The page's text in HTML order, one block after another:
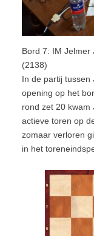
Bord 7: IM Jelmer
(2138)
In de partij tussen
opening op het
rond zet 20 kwam
actieve toren op
zomaar verloren
in het